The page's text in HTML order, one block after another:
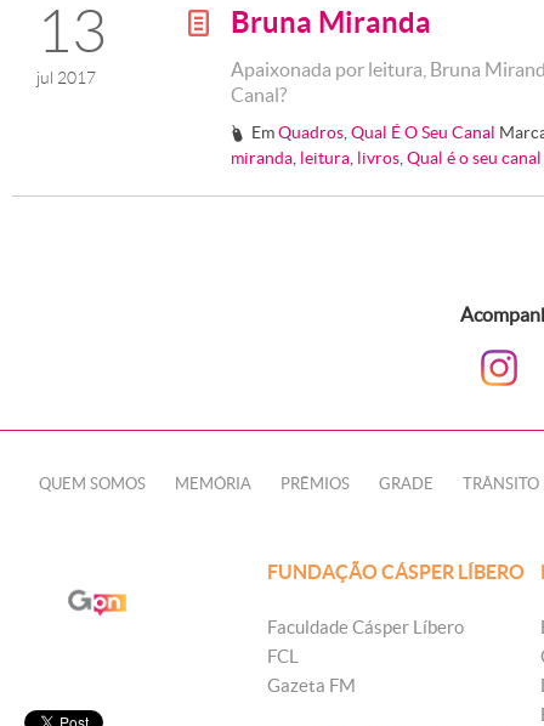
13
jul 2017
g Bruna Miranda
Apaixonada por leitura, Bruna
Canal?
# EmQuadros ,Qual É O Seu Canal
miranda leitura livros Qual é o seu canal
QUEM SOMOS MEMÓRIA PRÊMIOS GRADE TRÂNSITO
FUNDAÇÃO CÁSPER LÍBERO
Faculdade Cásper Líbero
FCL
Gazeta FM